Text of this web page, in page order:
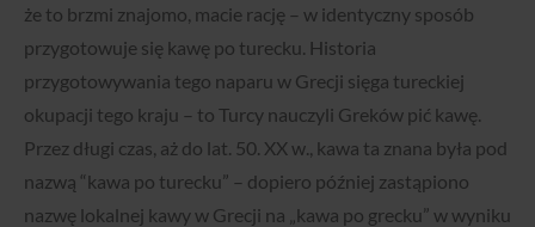
że to brzmi znajomo, macie rację – w identyczny sposób
przygotowuje się kawę po turecku. Historia
przygotowywania tego naparu w Grecji sięga tureckiej
okupacji tego kraju – to Turcy nauczyli Greków pić kawę.
Przez długi czas, aż do lat. 50. XX w., kawa ta znana była pod
nazwą “kawa po turecku” – dopiero później zastąpiono
nazwę lokalnej kawy w Grecji na „kawa po grecku” w wyniku